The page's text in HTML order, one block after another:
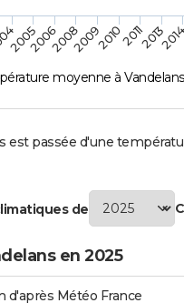
moyenne à Vandelans
2005200620082009201020112013
est passée d'une
de
en 2025
d'après Météo France